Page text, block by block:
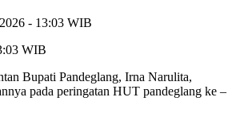
- 13:03 WIB
WIB
Bupati Pandeglang, Irna Narulita,
pada peringatan HUT pandeglang ke –